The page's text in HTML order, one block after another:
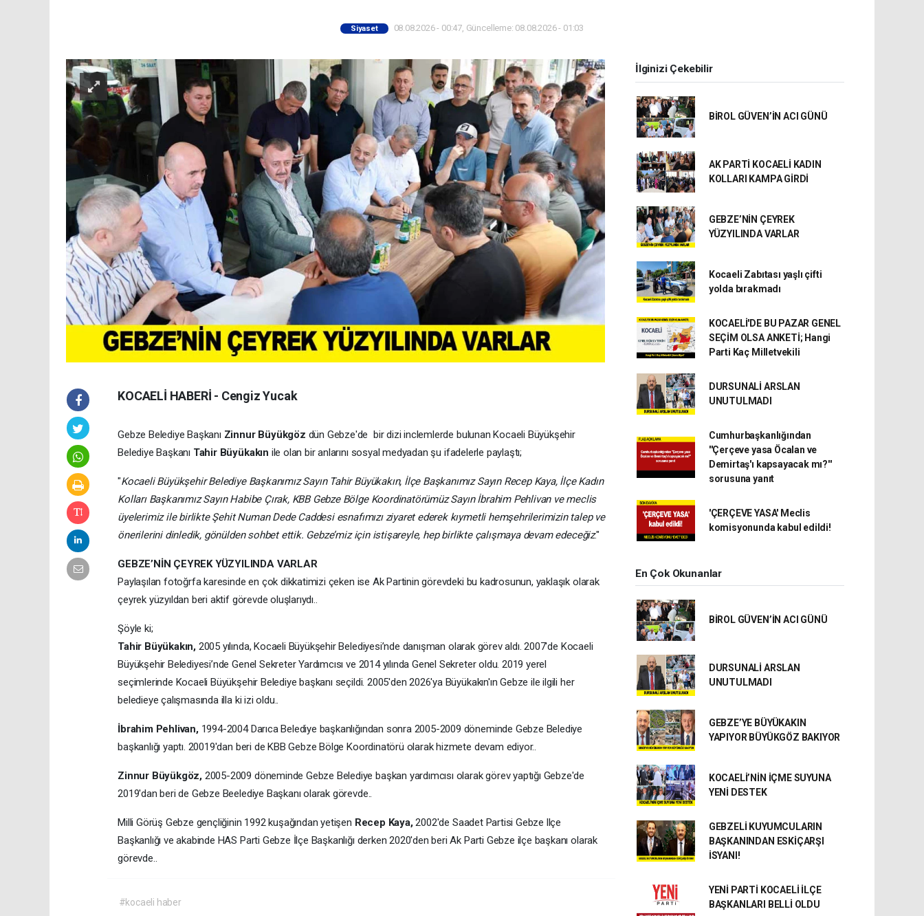
Siyaset 08.08.2026 - 00:47, Güncelleme: 08.08.2026 - 01:03
KOCAELİ HABERİ - Cengiz Yucak
Gebze Belediye Başkanı Zinnur Büyükgöz dün Gebze'de bir dizi inclemlerde bulunan Kocaeli Büyükşehir
Belediye Başkanı Tahir Büyükakın ile olan bir anlarını sosyal medyadan şu ifadelerle paylaştı;
"Kocaeli Büyükşehir Belediye Başkanımız Sayın Tahir Büyükakın, İlçe Başkanımız Sayın Recep Kaya, İlçe Kadın
Kolları Başkanımız Sayın Habibe Çırak, KBB Gebze Bölge Koordinatörümüz Sayın İbrahim Pehlivan ve meclis
üyelerimiz ile birlikte Şehit Numan Dede Caddesi esnafımızı ziyaret ederek kıymetli hemşehrilerimizin talep ve
önerilerini dinledik, gönülden sohbet ettik. Gebze’miz için istişareyle, hep birlikte çalışmaya devam edeceğiz."
GEBZE’NİN ÇEYREK YÜZYILINDA VARLAR
Paylaşılan fotoğrfa karesinde en çok dikkatimizi çeken ise Ak Partinin görevdeki bu kadrosunun, yaklaşık olarak
çeyrek yüzyıldan beri aktif görevde oluşlarıydı..
Şöyle ki;
Tahir Büyükakın, 2005 yılında, Kocaeli Büyükşehir Belediyesi’nde danışman olarak görev aldı. 2007'de Kocaeli
Büyükşehir Belediyesi’nde Genel Sekreter Yardımcısı ve 2014 yılında Genel Sekreter oldu. 2019 yerel
seçimlerinde Kocaeli Büyükşehir Belediye başkanı seçildi. 2005'den 2026'ya Büyükakın'ın Gebze ile ilgili her
beledieye çalışmasında illa ki izi oldu..
İbrahim Pehlivan, 1994-2004 Darıca Belediye başkanlığından sonra 2005-2009 döneminde Gebze Belediye
başkanlığı yaptı. 20019'dan beri de KBB Gebze Bölge Koordinatörü olarak hizmete devam ediyor..
Zinnur Büyükgöz, 2005-2009 döneminde Gebze Belediye başkan yardımcısı olarak görev yaptığı Gebze'de
2019'dan beri de Gebze Beelediye Başkanı olarak görevde..
Milli Görüş Gebze gençliğinin 1992 kuşağından yetişen Recep Kaya,2002'de Saadet Partisi Gebze llçe
Başkanlığı ve akabinde HAS Parti Gebze İlçe Başkanlığı derken 2020'den beri Ak Parti Gebze ilçe başkanı olarak
görevde..
#kocaeli haber
İlginizi Çekebilir
BİROL GÜVEN’İN ACI GÜNÜ
AK PARTİ KOCAELİ KADIN
KOLLARI KAMPA GİRDİ
GEBZE’NİN ÇEYREK
YÜZYILINDA VARLAR
Kocaeli Zabıtası yaşlı çifti
yolda bırakmadı
KOCAELİ'DE BU PAZAR GENEL
SEÇİM OLSA ANKETİ; Hangi
Parti Kaç Milletvekili
DURSUNALİ ARSLAN
UNUTULMADI
Cumhurbaşkanlığından
''Çerçeve yasa Öcalan ve
Demirtaş'ı kapsayacak mı?''
sorusuna yanıt
'ÇERÇEVE YASA' Meclis
komisyonunda kabul edildi!
En Çok Okunanlar
BİROL GÜVEN’İN ACI GÜNÜ
DURSUNALİ ARSLAN
UNUTULMADI
GEBZE’YE BÜYÜKAKIN
YAPIYOR BÜYÜKGÖZ BAKIYOR
KOCAELİ’NİN İÇME SUYUNA
YENİ DESTEK
GEBZELİ KUYUMCULARIN
BAŞKANINDAN ESKİÇARŞI
İSYANI!
YENİ PARTİ KOCAELİ İLÇE
BAŞKANLARI BELLİ OLDU